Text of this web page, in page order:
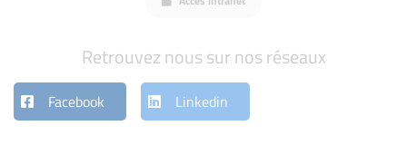
Retrouvez nous sur nos réseaux
Facebook Linkedin